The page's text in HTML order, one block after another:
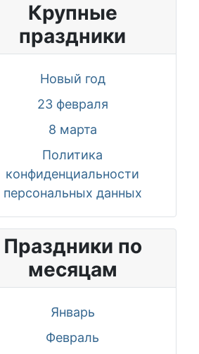
Крупные
праздники
Новый год
23 февраля
8 марта
Политика
конфиденциальности
персональных данных
Праздники по
месяцам
Январь
Февраль